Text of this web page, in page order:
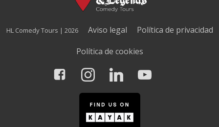
HL Comedy Tours | 2026 Aviso legal
Política de privacidad
Política de cookies